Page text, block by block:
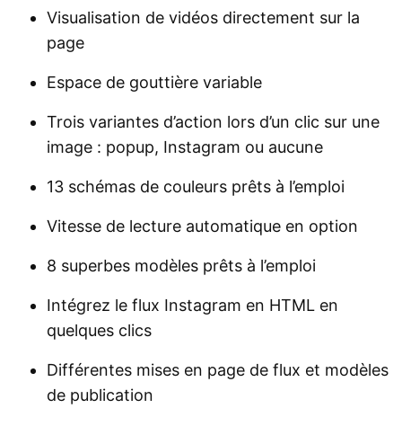
Visualisation de vidéos directement sur la
page
Espace de gouttière variable
Trois variantes d’action lors d’un clic sur une
image : popup, Instagram ou aucune
13 schémas de couleurs prêts à l’emploi
Vitesse de lecture automatique en option
8 superbes modèles prêts à l’emploi
Intégrez le flux Instagram en HTML en
quelques clics
Différentes mises en page de flux et modèles
de publication